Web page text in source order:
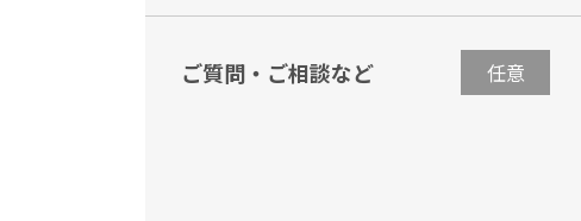
ご質問・ご相談など 任意